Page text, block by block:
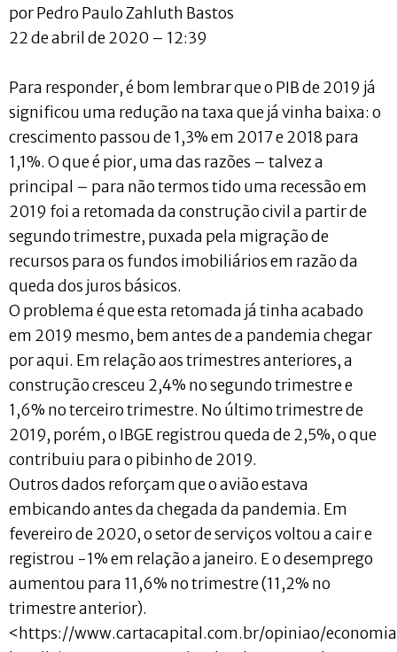
por Pedro Paulo Zahluth Bastos
22 de abril de 2020 – 12:39
Para responder, é bom lembrar que o PIB de 2019 já
significou uma redução na taxa que já vinha baixa: o
crescimento passou de 1,3% em 2017 e 2018 para
1,1%. O que é pior, uma das razões – talvez a
principal – para não termos tido uma recessão em
2019 foi a retomada da construção civil a partir de
segundo trimestre, puxada pela migração de
recursos para os fundos imobiliários em razão da
queda dos juros básicos.
O problema é que esta retomada já tinha acabado
em 2019 mesmo, bem antes de a pandemia chegar
por aqui. Em relação aos trimestres anteriores, a
construção cresceu 2,4% no segundo trimestre e
1,6% no terceiro trimestre. No último trimestre de
2019, porém, o IBGE registrou queda de 2,5%, o que
contribuiu para o pibinho de 2019.
Outros dados reforçam que o avião estava
embicando antes da chegada da pandemia. Em
fevereiro de 2020, o setor de serviços voltou a cair e
registrou -1% em relação a janeiro. E o desemprego
aumentou para 11,6% no trimestre (11,2% no
trimestre anterior).
<https://www.cartacapital.com.br/opiniao/